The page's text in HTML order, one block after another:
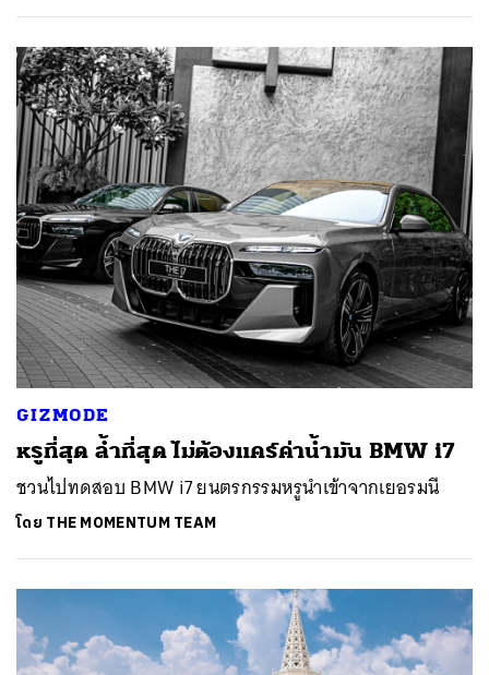
GIZMODE
หรูที่สุด ล้ำที่สุด ไม่ต้องแคร์ค่าน้ำมัน BMW i7
ชวนไปทดสอบ BMW i7 ยนตรกรรมหรูนำเข้าจากเยอรมนี
โดย THE MOMENTUM TEAM